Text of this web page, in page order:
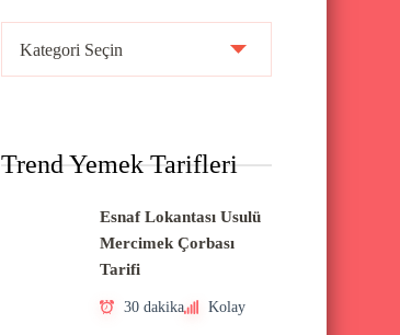
l
M
Trend Yemek Tarifleri
Esnaf Lokantası Usulü
Mercimek Çorbası
Tarifi
30 dakika Kolay